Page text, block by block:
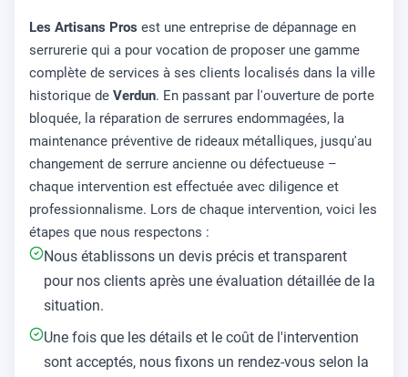
Les Artisans Pros est une entreprise de dépannage en
serrurerie qui a pour vocation de proposer une gamme
complète de services à ses clients localisés dans la ville
historique de Verdun. En passant par l'ouverture de porte
bloquée, la réparation de serrures endommagées, la
maintenance préventive de rideaux métalliques, jusqu'au
changement de serrure ancienne ou défectueuse –
chaque intervention est effectuée avec diligence et
professionnalisme. Lors de chaque intervention, voici les
étapes que nous respectons :
Nous établissons un devis précis et transparent
pour nos clients après une évaluation détaillée de la
situation.
Une fois que les détails et le coût de l'intervention
sont acceptés, nous fixons un rendez-vous selon la